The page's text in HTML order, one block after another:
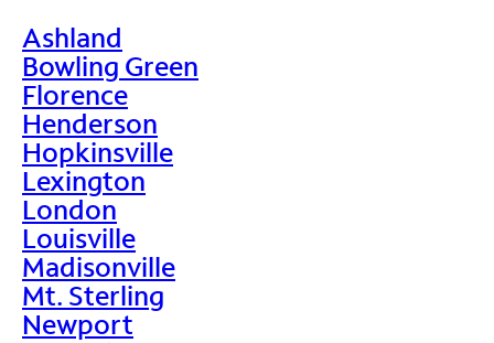
Ashland
Bowling Green
Florence
Henderson
Hopkinsville
Lexington
London
Louisville
Madisonville
Mt. Sterling
Newport